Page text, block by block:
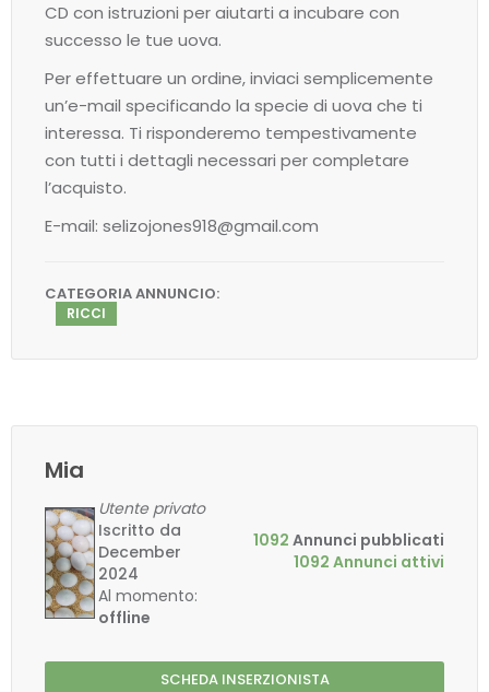
CD con istruzioni per aiutarti a incubare con
successo le tue uova.
Per effettuare un ordine, inviaci semplicemente
un’e-mail specificando la specie di uova che ti
interessa. Ti risponderemo tempestivamente
con tutti i dettagli necessari per completare
l’acquisto.
E-mail: selizojones918@gmail.com
CATEGORIA ANNUNCIO:
RICCI
Mia
Utente privato
Iscritto da
December
2024
Al momento:
offline
1092 Annunci pubblicati
1092 Annunci attivi
SCHEDA INSERZIONISTA